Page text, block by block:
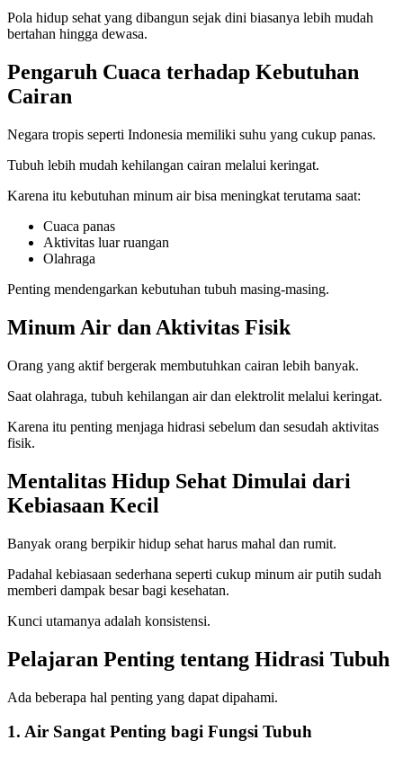
Pola hidup sehat yang dibangun sejak dini biasanya lebih mudah
bertahan hingga dewasa.
Pengaruh Cuaca terhadap Kebutuhan
Cairan
Negara tropis seperti Indonesia memiliki suhu yang cukup panas.
Tubuh lebih mudah kehilangan cairan melalui keringat.
Karena itu kebutuhan minum air bisa meningkat terutama saat:
Cuaca panas
Aktivitas luar ruangan
Olahraga
Penting mendengarkan kebutuhan tubuh masing-masing.
Minum Air dan Aktivitas Fisik
Orang yang aktif bergerak membutuhkan cairan lebih banyak.
Saat olahraga, tubuh kehilangan air dan elektrolit melalui keringat.
Karena itu penting menjaga hidrasi sebelum dan sesudah aktivitas
fisik.
Mentalitas Hidup Sehat Dimulai dari
Kebiasaan Kecil
Banyak orang berpikir hidup sehat harus mahal dan rumit.
Padahal kebiasaan sederhana seperti cukup minum air putih sudah
memberi dampak besar bagi kesehatan.
Kunci utamanya adalah konsistensi.
Pelajaran Penting tentang Hidrasi Tubuh
Ada beberapa hal penting yang dapat dipahami.
1. Air Sangat Penting bagi Fungsi Tubuh